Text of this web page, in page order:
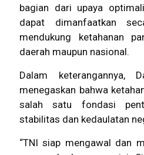
bagian dari upaya
dapat dimanfaatkan
mendukung ketahanan
daerah maupun nasional.
Dalam keterangannya,
menegaskan bahwa
salah satu fondasi
stabilitas dan kedaulatan
“TNI siap mengawal dan